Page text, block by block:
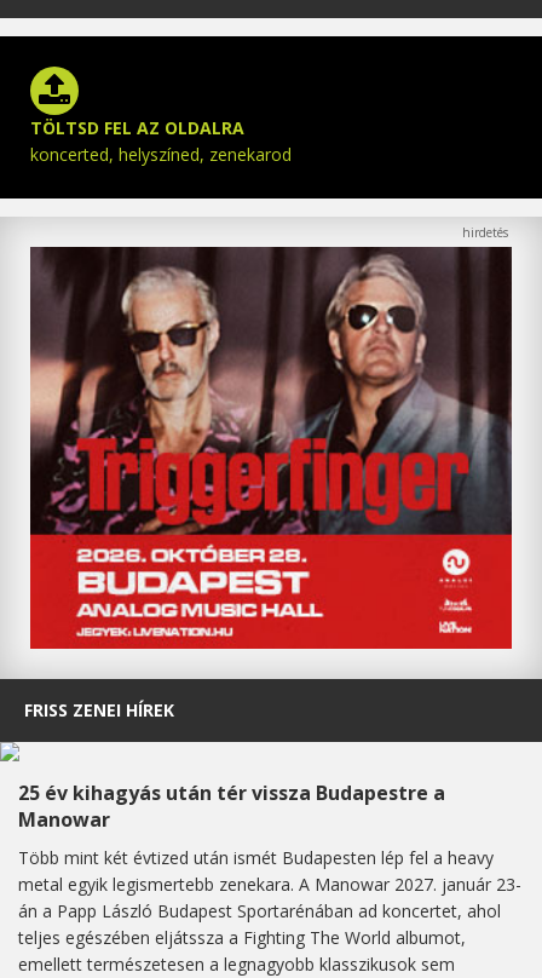
TÖLTSD FEL AZ OLDALRA
koncerted, helyszíned, zenekarod
FRISS ZENEI HÍREK
25 év kihagyás után tér vissza Budapestre a
Manowar
Több mint két évtized után ismét Budapesten lép fel a heavy
metal egyik legismertebb zenekara. A Manowar 2027. január 23-
án a Papp László Budapest Sportarénában ad koncertet, ahol
teljes egészében eljátssza a Fighting The World albumot,
emellett természetesen a legnagyobb klasszikusok sem